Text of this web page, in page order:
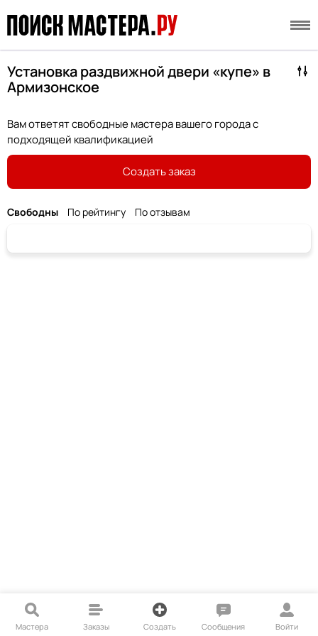
Установка раздвижной двери «купе» в
Армизонское
Вам ответят свободные мастера вашего города с
подходящей квалификацией
Создать заказ
Свободны По рейтингу По отзывам
Мастера Заказы Создать Сообщения Войти